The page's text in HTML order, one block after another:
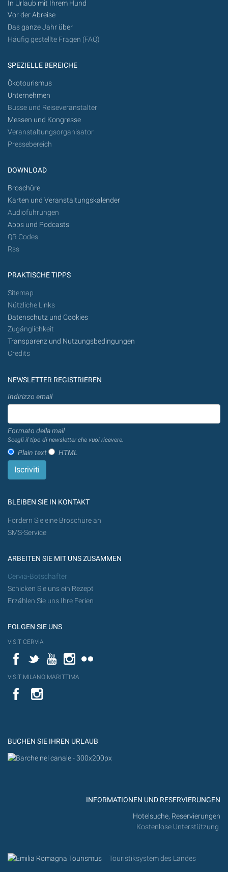
In Urlaub mit Ihrem Hund
Vor der Abreise
Das ganze Jahr über
Häufig gestellte Fragen (FAQ)
SPEZIELLE BEREICHE
Ökotourismus
Unternehmen
Busse und Reiseveranstalter
Messen und Kongresse
Veranstaltungsorganisator
Pressebereich
DOWNLOAD
Broschüre
Karten und Veranstaltungskalender
Audioführungen
Apps und Podcasts
QR Codes
Rss
PRAKTISCHE TIPPS
Sitemap
Nützliche Links
Datenschutz und Cookies
Zugänglichkeit
Transparenz und Nutzungsbedingungen
Credits
NEWSLETTER REGISTRIEREN
Indirizzo email
Formato della mail
Scegli il tipo di newsletter che vuoi ricevere.
Plain text HTML
BLEIBEN SIE IN KONTAKT
Fordern Sie eine Broschüre an
SMS-Service
ARBEITEN SIE MIT UNS ZUSAMMEN
Cervia-Botschafter
Schicken Sie uns ein Rezept
Erzählen Sie uns Ihre Ferien
FOLGEN SIE UNS
VISIT CERVIA
FacebookTwitterYouTubeInstagram
VISIT MILANO MARITTIMA
YouTube
BUCHEN SIE IHREN URLAUB
INFORMATIONEN UND RESERVIERUNGEN
Hotelsuche, Reservierungen
Kostenlose Unterstützung
Touristiksystem des Landes